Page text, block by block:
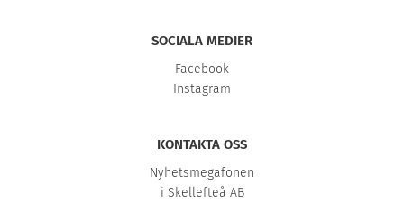
SOCIALA MEDIER
Facebook
Instagram
KONTAKTA OSS
Nyhetsmegafonen
i Skellefteå AB